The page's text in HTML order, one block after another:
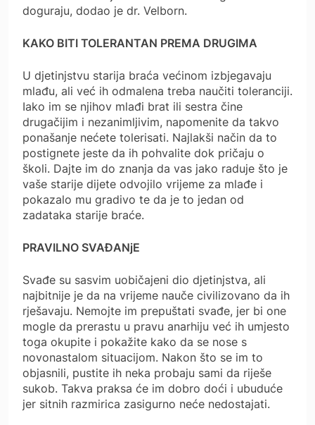
doguraju, dodao je dr. Velborn.
KAKO BITI TOLERANTAN PREMA DRUGIMA
U djetinjstvu starija braća većinom izbjegavaju
mlađu, ali već ih odmalena treba naučiti toleranciji.
Iako im se njihov mlađi brat ili sestra čine
drugačijim i nezanimljivim, napomenite da takvo
ponašanje nećete tolerisati. Najlakši način da to
postignete jeste da ih pohvalite dok pričaju o
školi. Dajte im do znanja da vas jako raduje što je
vaše starije dijete odvojilo vrijeme za mlađe i
pokazalo mu gradivo te da je to jedan od
zadataka starije braće.
PRAVILNO SVAĐANjE
Svađe su sasvim uobičajeni dio djetinjstva, ali
najbitnije je da na vrijeme nauče civilizovano da ih
rješavaju. Nemojte im prepuštati svađe, jer bi one
mogle da prerastu u pravu anarhiju već ih umjesto
toga okupite i pokažite kako da se nose s
novonastalom situacijom. Nakon što se im to
objasnili, pustite ih neka probaju sami da riješe
sukob. Takva praksa će im dobro doći i ubuduće
jer sitnih razmirica zasigurno neće nedostajati.